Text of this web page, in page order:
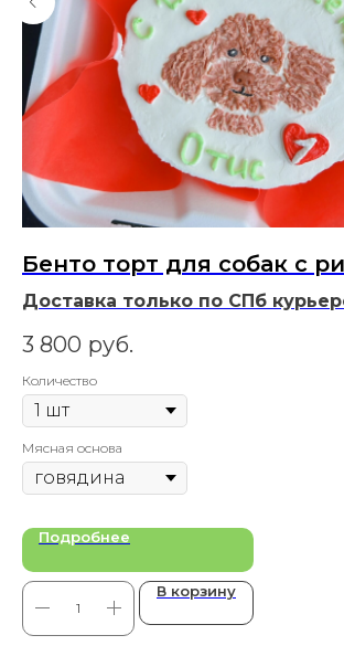
Бенто торт для собак с
Доставка только по СПб
для празднования дня рождения
собаки
3 800 руб.
Количество
Мясная основа
Подробнее
В корзину